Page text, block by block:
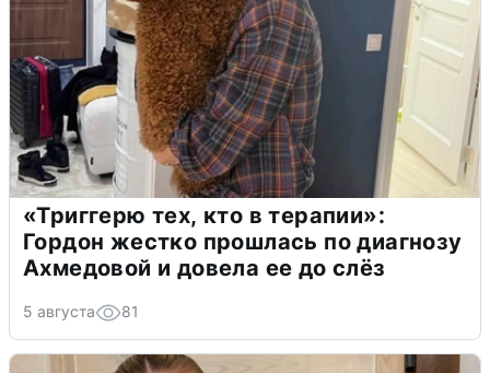
«Триггерю тех, кто в терапии»:
Гордон жестко прошлась по диагнозу
Ахмедовой и довела ее до слёз
5 августа 81